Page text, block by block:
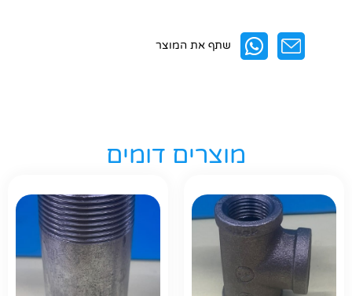
שתף את המוצר
מוצרים דומים